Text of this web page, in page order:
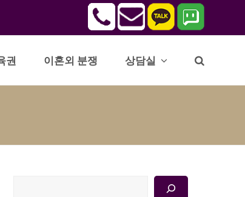
권 이혼외 분쟁 상담실